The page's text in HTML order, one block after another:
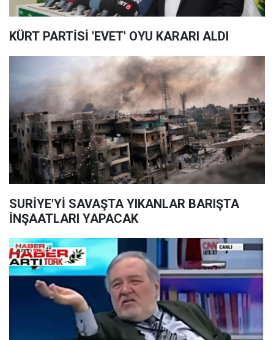
KÜRT PARTİSİ 'EVET' OYU KARARI ALDI
SURİYE'Yİ SAVAŞTA YIKANLAR BARIŞTA
İNŞAATLARI YAPACAK